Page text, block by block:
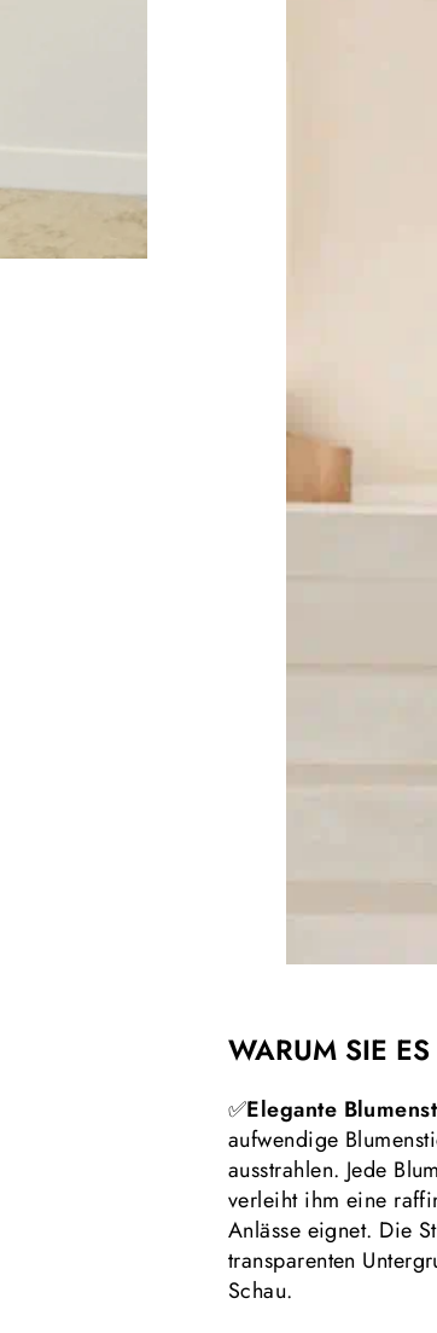
WARUM SIE
✅Elegante
aufwendige
ausstrahlen. Jede
verleiht ihm eine
Anlässe eignet. Die
transparenten
Schau.